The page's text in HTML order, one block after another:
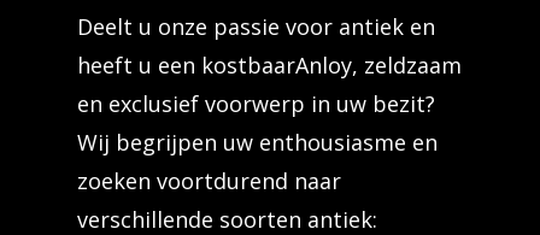
Deelt u onze passie voor antiek en
heeft u een kostbaarAnloy, zeldzaam
en exclusief voorwerp in uw bezit?
Wij begrijpen uw enthousiasme en
zoeken voortdurend naar
verschillende soorten antiek: